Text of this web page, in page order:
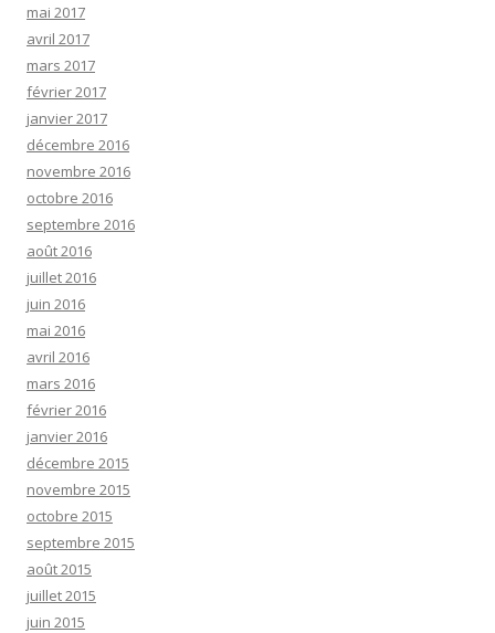
mai 2017
avril 2017
mars 2017
février 2017
janvier 2017
décembre 2016
novembre 2016
octobre 2016
septembre 2016
août 2016
juillet 2016
juin 2016
mai 2016
avril 2016
mars 2016
février 2016
janvier 2016
décembre 2015
novembre 2015
octobre 2015
septembre 2015
août 2015
juillet 2015
juin 2015